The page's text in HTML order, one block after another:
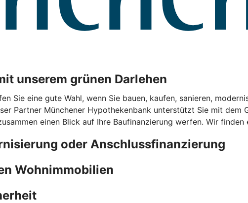
unserem grünen Darlehen
Sie eine gute Wahl, wenn Sie bauen, kaufen, sanieren,
Partner Münchener Hypothekenbank unterstützt Sie mit dem
einen Blick auf Ihre Baufinanzierung werfen. Wir finden
oder Anschlussfinanzierung
Wohnimmobilien